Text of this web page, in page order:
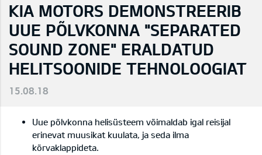
KIA MOTORS DEMONSTREERIB
UUE PÕLVKONNA "SEPARATED
SOUND ZONE" ERALDATUD
HELITSOONIDE TEHNOLOOGIAT
15.08.18
Uue põlvkonna helisüsteem võimaldab igal reisijal
erinevat muusikat kuulata, ja seda ilma
kõrvaklappideta.